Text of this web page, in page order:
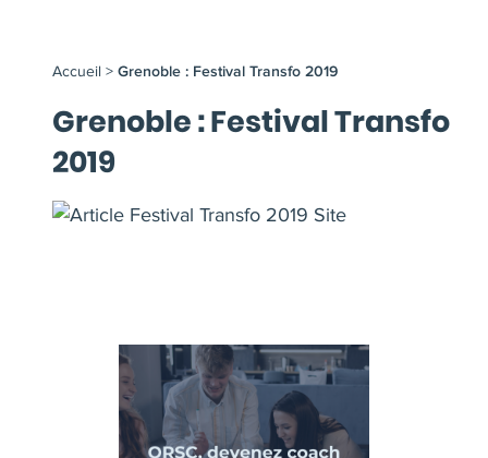
Accueil > Grenoble : Festival Transfo 2019
Grenoble : Festival Transfo
2019